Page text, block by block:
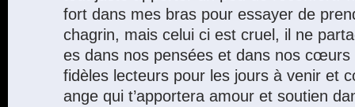
fort dans mes bras pour essayer de
chagrin, mais celui ci est cruel, il ne
es dans nos pensées et dans nos cœurs
fidèles lecteurs pour les jours à venir et
ange qui t’apportera amour et soutien